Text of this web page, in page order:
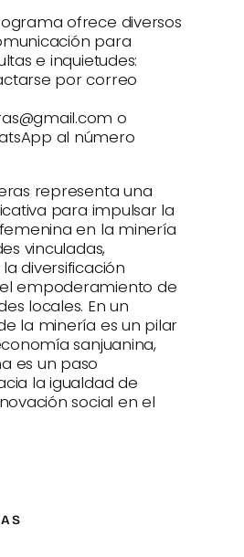
ofrece diversos
para
e inquietudes:
por correo
o
al número
representa una
para impulsar la
en la minería
vinculadas,
diversificación
empoderamiento de
locales. En un
la minería es un pilar
sanjuanina,
es un paso
la igualdad de
social en el